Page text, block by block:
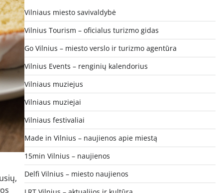
Vilniaus miesto savivaldybė
Vilnius Tourism – oficialus turizmo gidas
Go Vilnius – miesto verslo ir turizmo agentūra
Vilnius Events – renginių kalendorius
Vilniaus muziejus
Vilniaus muziejai
Vilniaus festivaliai
Made in Vilnius – naujienos apie miestą
15min Vilnius – naujienos
Delfi Vilnius – miesto naujienos